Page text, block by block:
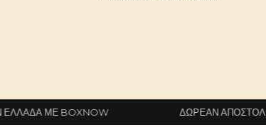
ΔΩΡΕΆΝ ΑΠΟΣΤΟΛΉ ΣΕ ΌΛΗ